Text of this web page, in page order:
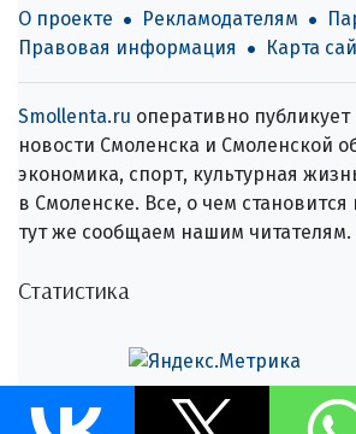
О проекте Рекламодателям
Правовая информация
Карта
Smollenta.ru оперативно публикует
новости Смоленска и Смоленской
экономика, спорт, культурная
в Смоленске. Все, о чем
тут же сообщаем нашим читателям.
Статистика